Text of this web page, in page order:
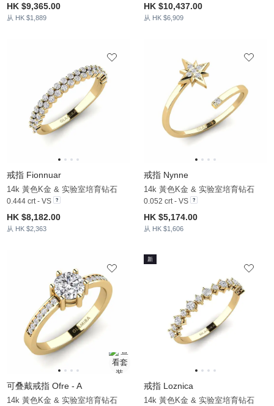
HK $9,365.00
从 HK $1,889
HK $10,437.00
从 HK $6,909
戒指 Fionnuar
14k 黃色K金 & 实验室培育钻石
0.444 crt - VS
HK $8,182.00
从 HK $2,363
戒指 Nynne
14k 黃色K金 & 实验室培育钻石
0.052 crt - VS
HK $5,174.00
从 HK $1,606
可叠戴戒指 Ofre - A
14k 黃色K金 & 实验室培育钻石
戒指 Loznica
14k 黃色K金 & 实验室培育钻石
新